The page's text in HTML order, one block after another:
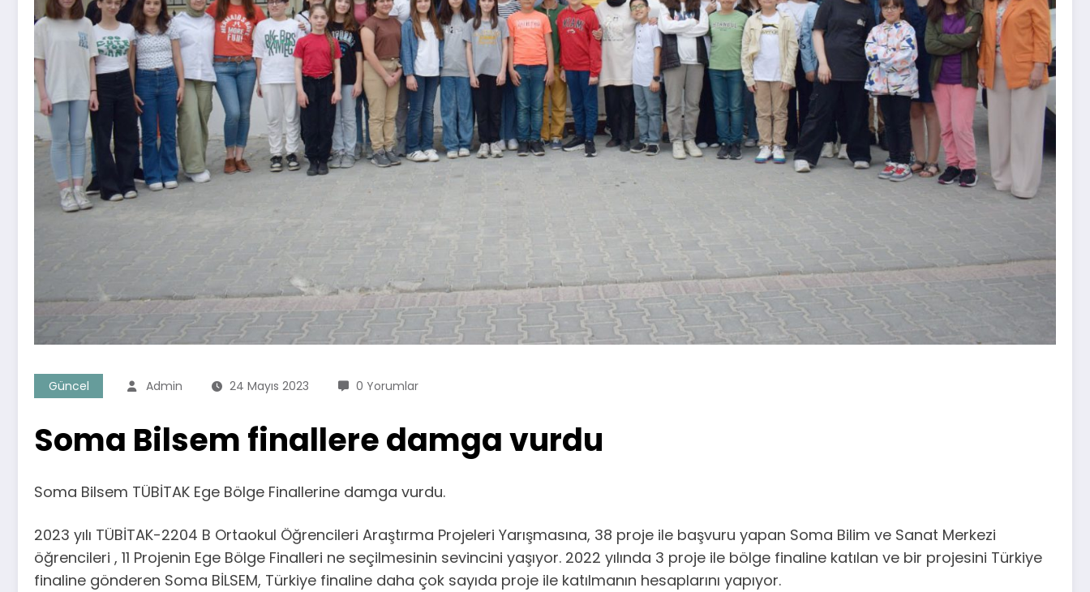
Güncel Admin 24 Mayıs 2023 0 Yorumlar
Soma Bilsem finallere damga vurdu
Soma Bilsem TÜBİTAK Ege Bölge Finallerine damga vurdu.
2023 yılı TÜBİTAK-2204 B Ortaokul Öğrencileri Araştırma Projeleri Yarışmasına, 38 proje ile başvuru yapan Soma Bilim ve Sanat Merkezi
öğrencileri , 11 Projenin Ege Bölge Finalleri ne seçilmesinin sevincini yaşıyor. 2022 yılında 3 proje ile bölge finaline katılan ve bir projesini Türkiye
finaline gönderen Soma BİLSEM, Türkiye finaline daha çok sayıda proje ile katılmanın hesaplarını yapıyor.